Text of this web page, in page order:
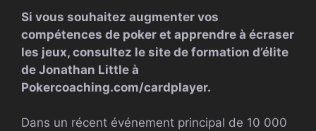
Si vous souhaitez augmenter vos
compétences de poker et apprendre à écraser
les jeux, consultez le site de formation d’élite
de Jonathan Little à
Pokercoaching.com/cardplayer.
Dans un récent événement principal de 10 000